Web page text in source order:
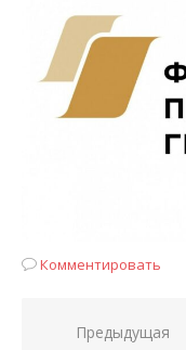
Комментировать
Навигация
Предыдущая